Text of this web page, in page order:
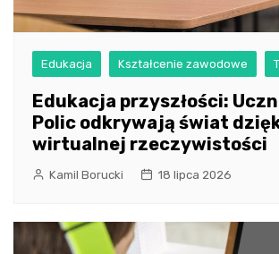
Edukacja Kształcenie zawodowe
Edukacja przyszłości:
Polic odkrywają świat
wirtualnej rzeczywistości
Kamil Borucki 18 lipca 2026